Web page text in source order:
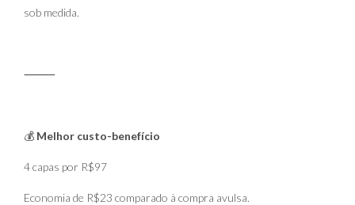
sob medida.
⸻
💰 Melhor custo-benefício
4 capas por R$97
Economia de R$23 comparado à compra avulsa.